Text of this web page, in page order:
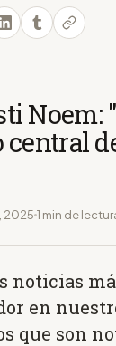
Noem:
central
2025 1 min de
noticias
en
que son